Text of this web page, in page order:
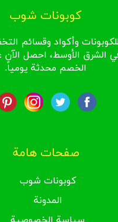
كوبونات شوب
وقسائم التخفيض
احصل الآن على أحدث
محدثة يومياً.
صفحات هامة
كوبونات شوب